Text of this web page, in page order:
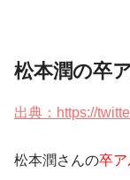
松本潤の卒
出典：https://
松本潤さんの卒ア